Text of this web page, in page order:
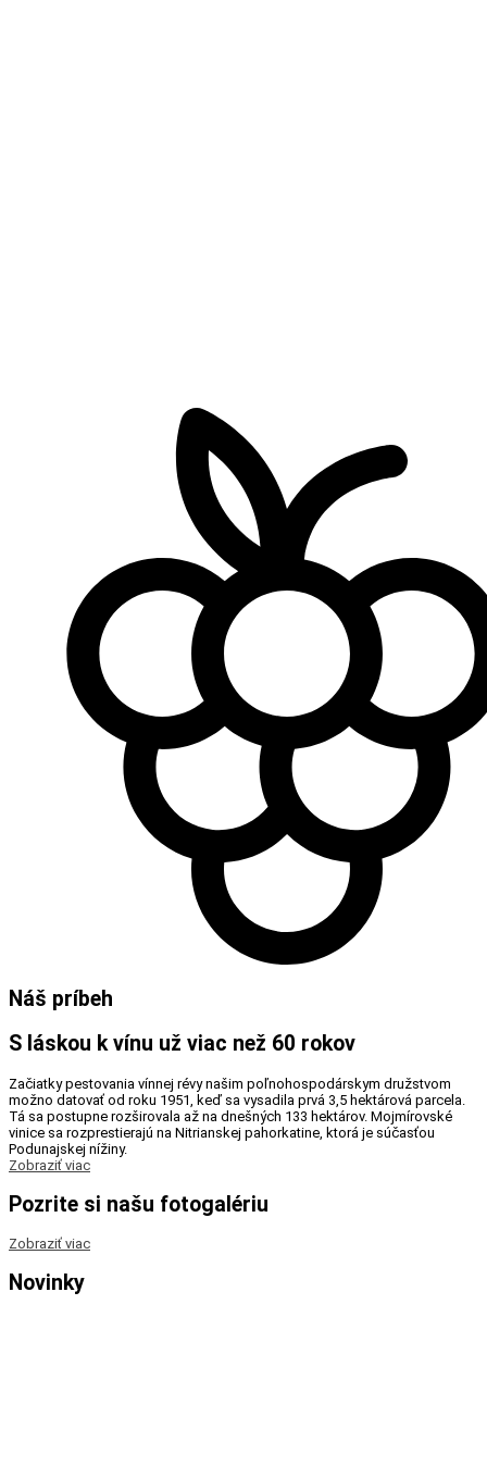
Náš príbeh
S láskou k vínu už viac než 60 rokov
Začiatky pestovania vínnej révy našim poľnohospodárskym družstvom
možno datovať od roku 1951, keď sa vysadila prvá 3,5 hektárová parcela.
Tá sa postupne rozširovala až na dnešných 133 hektárov. Mojmírovské
vinice sa rozprestierajú na Nitrianskej pahorkatine, ktorá je súčasťou
Podunajskej nížiny.
Zobraziť viac
Pozrite si našu fotogalériu
Zobraziť viac
Novinky